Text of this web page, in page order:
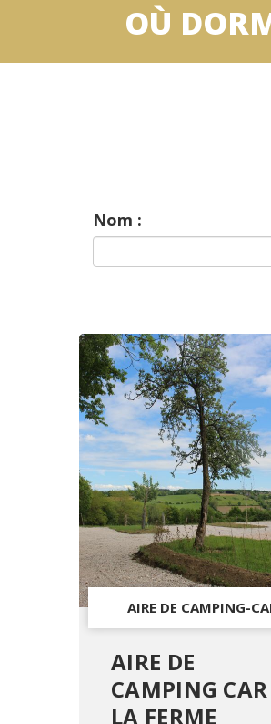
OÙ
Nom :
AIRE DE CAMPING-
AIRE DE
CAMPING CAR
LA FERME